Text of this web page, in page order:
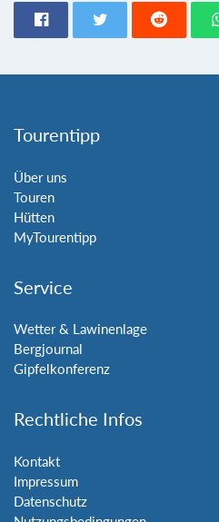
Tourentipp
Über uns
Touren
Hütten
MyTourentipp
Service
Wetter & Lawinenlage
Bergjournal
Gipfelkonferenz
Rechtliche Infos
Kontakt
Impressum
Datenschutz